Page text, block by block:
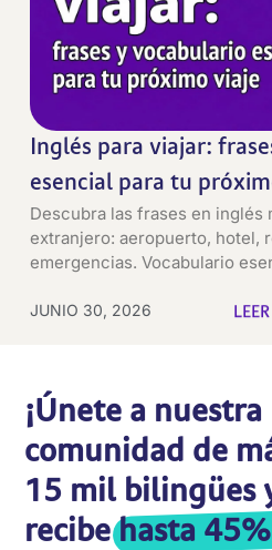
Inglés para viajar:
esencial para tu
Descubra las frases en inglés
extranjero: aeropuerto, hotel,
emergencias. Vocabulario
JUNIO 30, 2026 LEER
¡Únete a nuestra
comunidad de
15 mil bilingües
recibehasta